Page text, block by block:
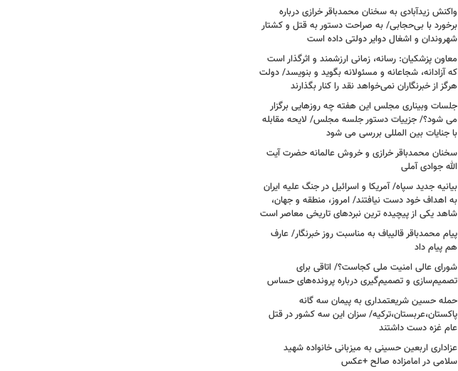
واکنش زیدآبادی به سخنان محمدباقر خرازی درباره
برخورد با بی‌حجابی/ به صراحت دستور به قتل و کشتار
شهروندان و اشغال دوایر دولتی داده است
معاون پزشکیان: رسانه، زمانی ارزشمند و اثرگذار است
که آزادانه، شجاعانه و مسئولانه بگوید و بنویسد/ دولت
هرگز از خبرنگاران نمی‌خواهد نقد را کنار بگذارند
جلسات وبیناری مجلس این هفته چه روزهایی برگزار
می شود؟/ جزییات دستور جلسه مجلس/ لایحه مقابله
با جنایات بین المللی بررسی می شود
سخنان محمدباقر خرازی و خروش عالمانه حضرت آیت
الله جوادی آملی
بیانیه جدید سپاه/ آمریکا و اسرائیل در جنگ علیه ایران
به اهداف خود دست نیافتند/ امروز، منطقه و جهان،
شاهد یکی از پیچیده ترین نبردهای تاریخی معاصر است
پیام محمدباقر قالیباف به مناسبت روز خبرنگار/ عارف
هم پیام داد
شورای عالی امنیت ملی کجاست؟/ اتاقی برای
تصمیم‌سازی و تصمیم‌گیری درباره پرونده‌های حساس
حمله حسین شریعتمداری به پیمان سه گانه
پاکستان،عربستان،ترکیه/ سزان این سه کشور در قتل
عام غزه دست داشتند
عزاداری اربعین حسینی به میزبانی خانواده شهید
سلامی در امامزاده صالح +عکس